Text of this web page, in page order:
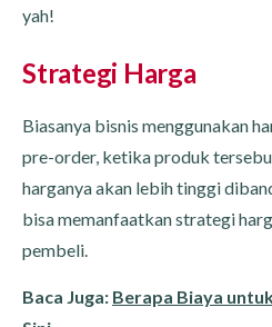
yah!
Strategi Harga
Biasanya bisnis menggunakan
pre-order, ketika produk
harganya akan lebih tinggi
bisa memanfaatkan strategi
pembeli.
Baca Juga: Berapa Biaya